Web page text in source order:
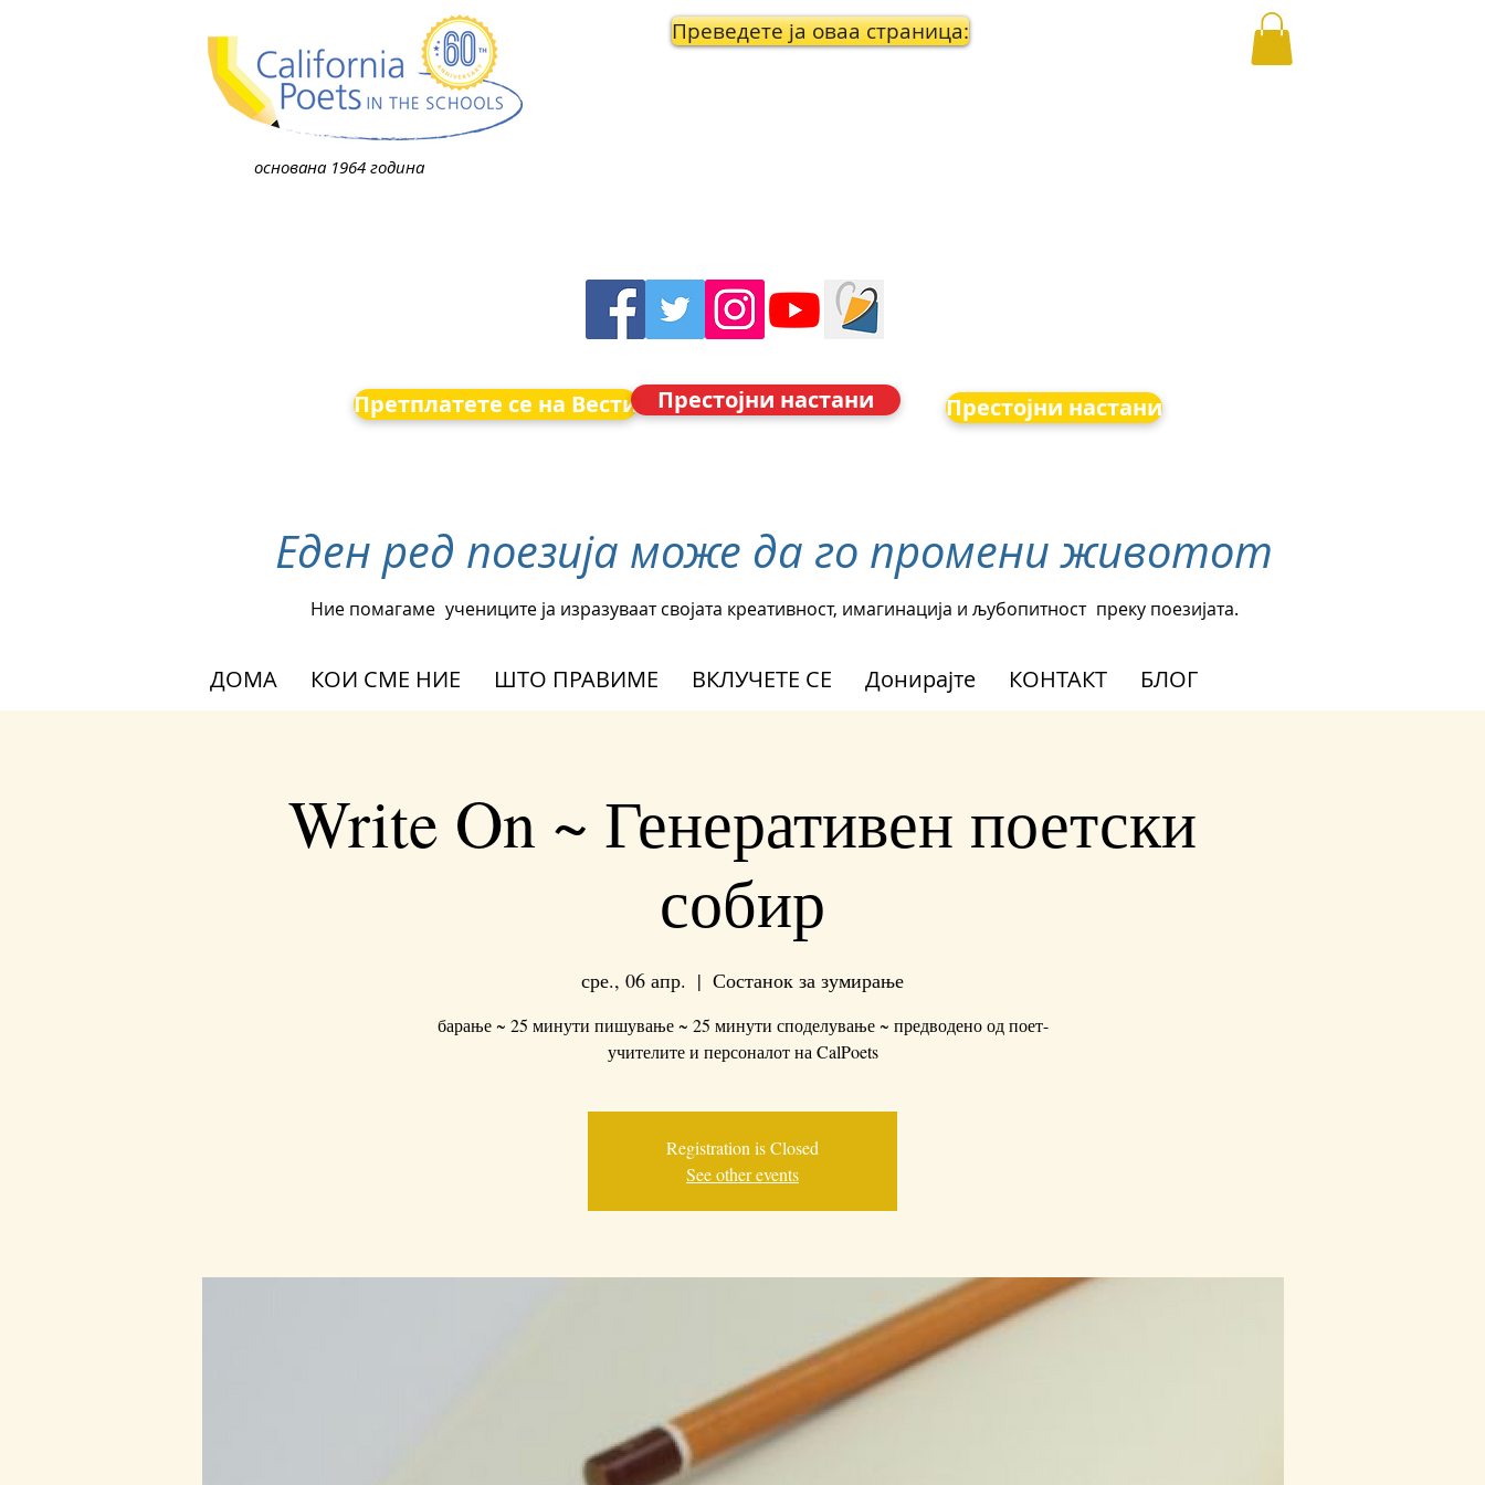
основана 1964 година
Преведете ја оваа страница:
Претплатете се на Вести Престојни настани Престојни настани
Еден ред поезија може да го промени животот
Ние помагаме учениците ја изразуваат својата креативност, имагинација и љубопитност преку поезијата.
ДОМА КОИ СМЕ НИЕ ШТО ПРАВИМЕ ВКЛУЧЕТЕ СЕ Донирајте КОНТАКТ БЛОГ
Write On ~ Генеративен поетски
собир
сре., 06 апр.
  |
Состанок за зумирање
барање ~ 25 минути пишување ~ 25 минути споделување ~ предводено од поет-
учителите и персоналот на CalPoets
Registration is Closed
See other events